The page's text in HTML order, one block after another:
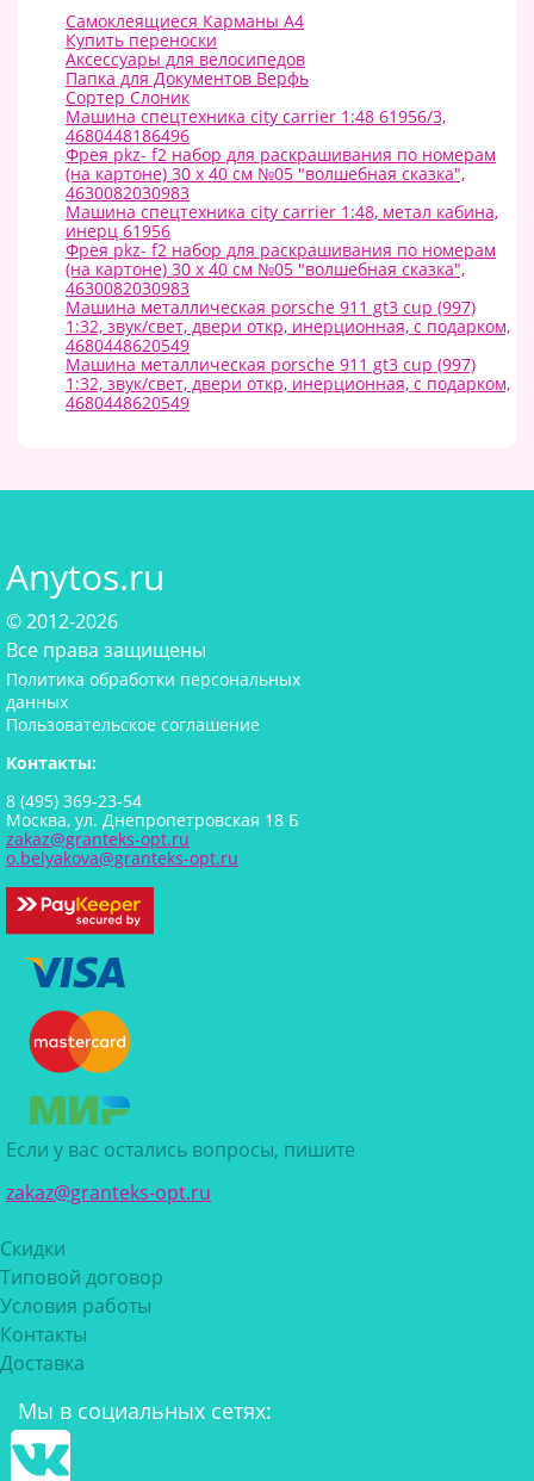
Самоклеящиеся Карманы А4
Купить переноски
Аксессуары для велосипедов
Папка для Документов Верфь
Сортер Слоник
Машина спецтехника city carrier 1:48 61956/3,
4680448186496
Фрея pkz- f2 набор для раскрашивания по номерам
(на картоне) 30 х 40 см №05 "волшебная сказка",
4630082030983
Машина спецтехника city carrier 1:48, метал кабина,
инерц 61956
Фрея pkz- f2 набор для раскрашивания по номерам
(на картоне) 30 х 40 см №05 "волшебная сказка",
4630082030983
Машина металлическая porsche 911 gt3 cup (997)
1:32, звук/свет, двери откр, инерционная, с подарком,
4680448620549
Машина металлическая porsche 911 gt3 cup (997)
1:32, звук/свет, двери откр, инерционная, с подарком,
4680448620549
Anytos.ru
© 2012-2026
Все права защищены
Политика обработки персональных
данных
Пользовательское соглашение
Контакты:
8 (495) 369-23-54
Москва, ул. Днепропетровская 18 Б
zakaz@granteks-opt.ru
o.belyakova@granteks-opt.ru
Если у вас остались вопросы, пишите
zakaz@granteks-opt.ru
Скидки
Типовой договор
Условия работы
Контакты
Доставка
Мы в социальных сетях: